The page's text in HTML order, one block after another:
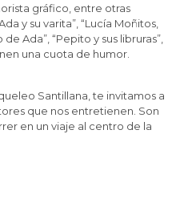
gráfico, entre otras
y su varita”, “Lucía Moñitos,
Ada”, “Pepito y sus libruras”,
una cuota de humor.
Santillana, te invitamos a
que nos entretienen. Son
en un viaje al centro de la